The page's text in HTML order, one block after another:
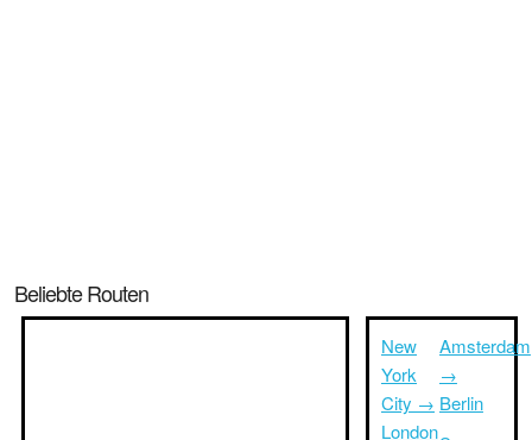
Beliebte Routen
New
York
City →
London
Amsterdam
→
Berlin